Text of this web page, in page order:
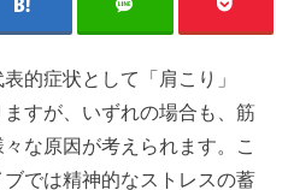
的症状として「肩こり」
ますが、いずれの場合も、筋
な原因が考えられます。こ
では精神的なストレスの蓄